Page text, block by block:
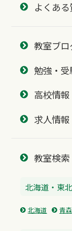
よくあ
教室ブロ
勉強・
高校情報
求人情報
教室検索
北海道・東北
北海道 青